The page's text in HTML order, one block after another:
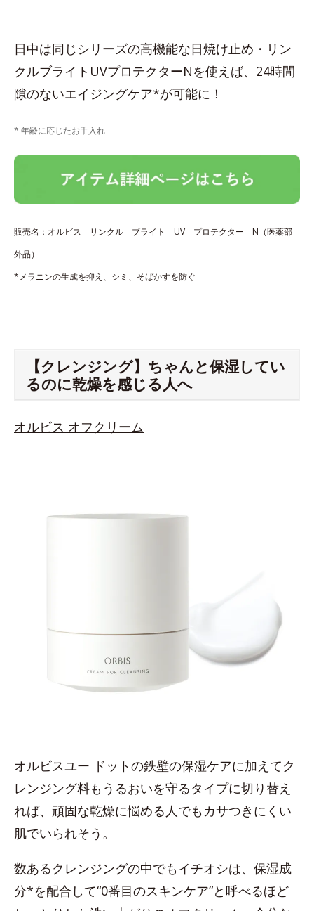
日中は同じシリーズの高機能な日焼け止め・リン
クルブライトUVプロテクターNを使えば、24時間
隙のないエイジングケア*が可能に！
* 年齢に応じたお手入れ
販売名：オルビス リンクル ブライト UV プロテクター N（医薬部
外品）
*メラニンの生成を抑え、シミ、そばかすを防ぐ
【クレンジング】ちゃんと保湿してい
るのに乾燥を感じる人へ
オルビス オフクリーム
オルビスユー ドットの鉄壁の保湿ケアに加えてク
レンジング料もうるおいを守るタイプに切り替え
れば、頑固な乾燥に悩める人でもカサつきにくい
肌でいられそう。
数あるクレンジングの中でもイチオシは、保湿成
分*を配合して“0番目のスキンケア”と呼べるほど